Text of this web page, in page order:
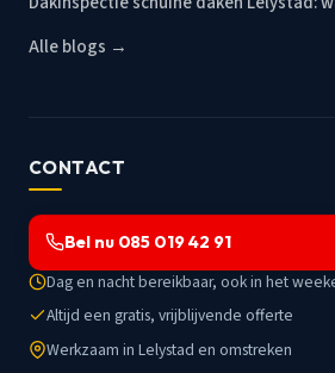
Alle blogs →
CONTACT
Bel nu 085 019 42 91
Dag en nacht bereikbaar, ook in het
Altijd een gratis, vrijblijvende offerte
Werkzaam in Lelystad en omstreken